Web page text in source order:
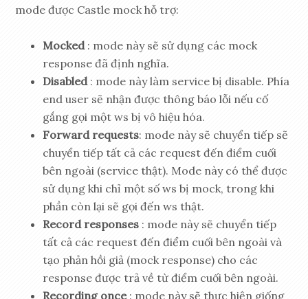
mode được Castle mock hỗ trợ:
Mocked: mode này sẽ sử dụng các mock
response đã định nghĩa.
Disabled: mode này làm service bị disable. Phía
end user sẽ nhận được thông báo lỗi nếu cố
gắng gọi một ws bị vô hiệu hóa.
Forward requests: mode này sẽ chuyển tiếp sẽ
chuyển tiếp tất cả các request đến điểm cuối
bên ngoài (service thật). Mode này có thể được
sử dụng khi chỉ một số ws bị mock, trong khi
phần còn lại sẽ gọi đến ws thật.
Record responses : mode này sẽ chuyển tiếp
tất cả các request đến điểm cuối bên ngoài và
tạo phản hồi giả (mock response) cho các
response được trả về từ điểm cuối bên ngoài.
Recording once: mode này sẽ thực hiện giống